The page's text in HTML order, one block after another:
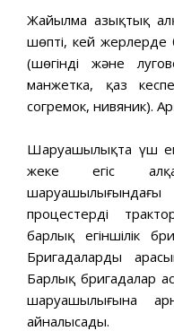
Жайылма азықтық
шөпті, кей жерлерде
(шөгінді және
манжетка, қаз
согремок, нивяник).
Шаруашылықта үш
жеке егіс
шаруашылығындағы
процестерді
барлық егіншілік
Бригадалардың
Барлық бригадалар
шаруашылығына
айналысады.